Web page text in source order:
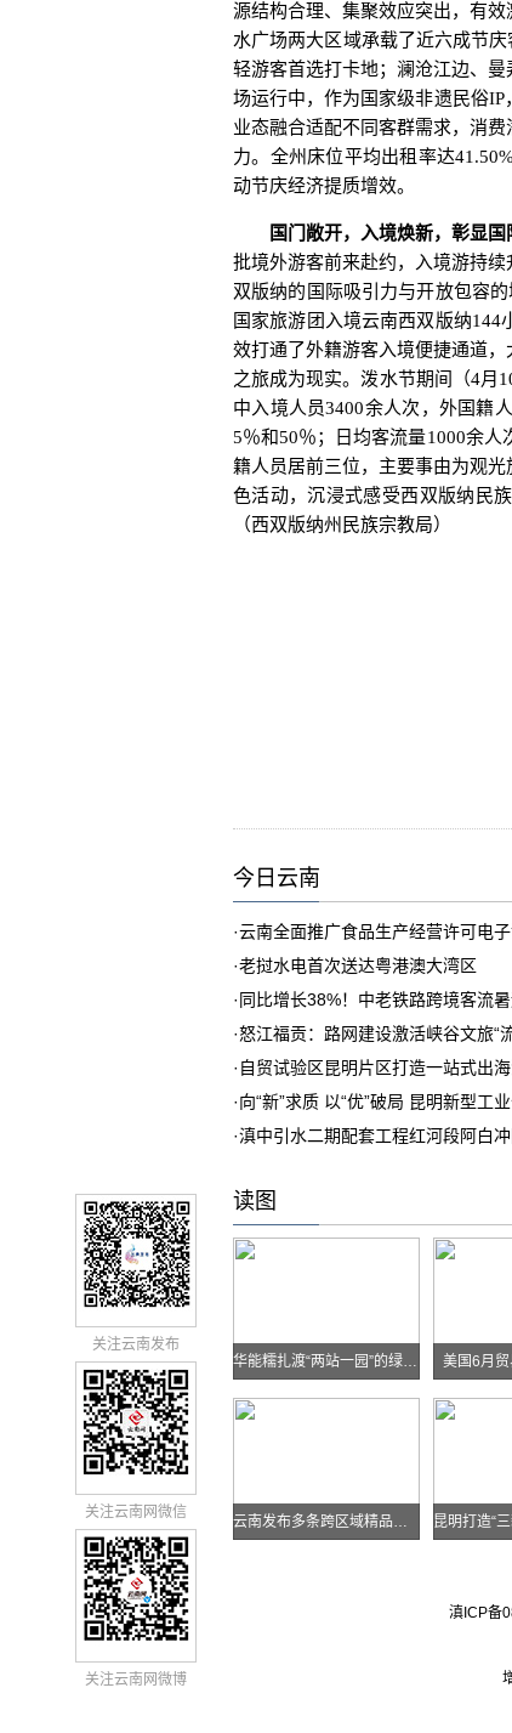
源结构合理、集聚效应突出，有
水广场两大区域承载了近六成节
轻游客首选打卡地；澜沧江边、
场运行中，作为国家级非遗民俗
业态融合适配不同客群需求，消
力。全州床位平均出租率达
动节庆经济提质增效。
国门敞开，入境焕新，彰显国
批境外游客前来赴约，入境游持
双版纳的国际吸引力与开放包容
国家旅游团入境云南西双版纳
效打通了外籍游客入境便捷通道
之旅成为现实。泼水节期间（4月
中入境人员3400余人次，外国籍
5％和50％；日均客流量1000余
籍人员居前三位，主要事由为观
色活动，沉浸式感受西双版纳民
（西双版纳州民族宗教局）
今日云南
·云南全面推广食品生产经营许可电
·老挝水电首次送达粤港澳大湾区
· 同比增长38%！中老铁路跨境客流
·怒江福贡：路网建设激活峡谷文旅“
· 自贸试验区昆明片区打造一站式出
·向“新”求质 以“优”破局 昆明新型工
·滇中引水二期配套工程红河段阿白
读图
华能糯扎渡“两站一园”的绿色实践 美国6月
云南发布多条跨区域精品自驾线路
关注云南发布
关注云南网微信
关注云南网微博
滇ICP备